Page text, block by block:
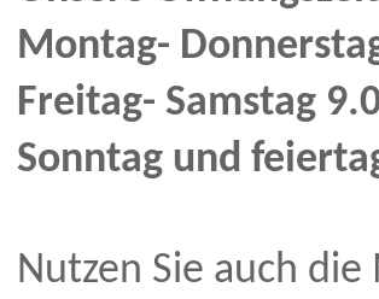
Montag-
Freitag- Samstag
Sonntag und
Nutzen Sie auch